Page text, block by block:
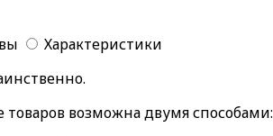
Характеристики
возможна двумя способами: